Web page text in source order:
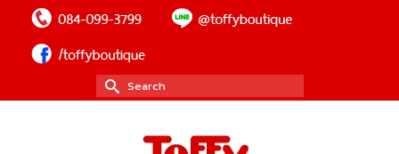
Search
for: